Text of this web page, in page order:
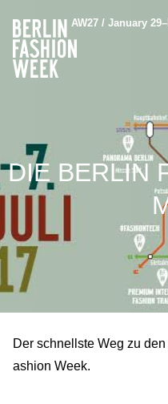
AW27 / January
DIE BERLIN
Der schnellste Weg zu
ashion Week.